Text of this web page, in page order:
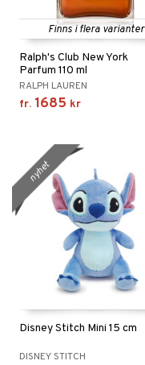
Finns i flera varianter
Ralph's Club New York
Parfum 110 ml
RALPH LAUREN
fr. 1685 kr
Disney Stitch Mini 15 cm
DISNEY STITCH
nyhet